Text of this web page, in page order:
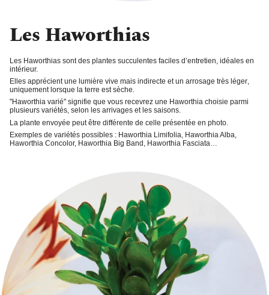
Les Haworthias
Les Haworthias sont des plantes succulentes faciles d’entretien, idéales en
intérieur.
Elles apprécient une lumière vive mais indirecte et un arrosage très léger,
uniquement lorsque la terre est sèche.
"Haworthia varié" signifie que vous recevrez une Haworthia choisie parmi
plusieurs variétés, selon les arrivages et les saisons.
La plante envoyée peut être différente de celle présentée en photo.
Exemples de variétés possibles : Haworthia Limifolia, Haworthia Alba,
Haworthia Concolor, Haworthia Big Band, Haworthia Fasciata…